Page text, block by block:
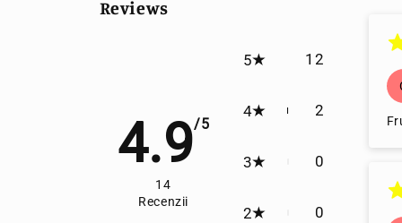
Reviews
4.9/5
14
Recenzii
5 12
4 2
3 0
2 0